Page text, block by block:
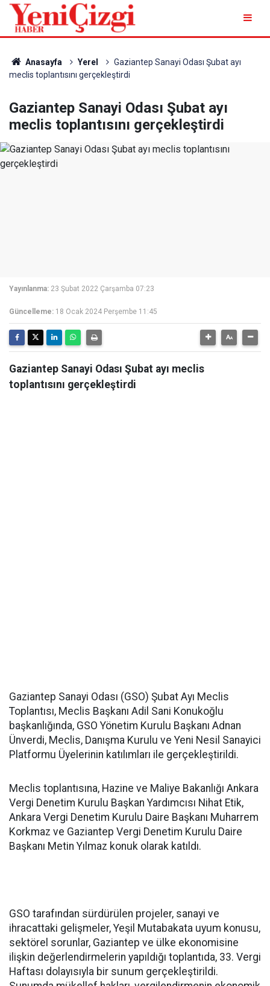
Anasayfa Yerel
Gaziantep Sanayi Odası Şubat ayı
meclis toplantısını gerçekleştirdi
Gaziantep Sanayi Odası Şubat ayı
meclis toplantısını gerçekleştirdi
Yayınlanma: 23 Şubat 2022 Çarşamba 07:23
Güncelleme: 18 Ocak 2024 Perşembe 11:45
Gaziantep Sanayi Odası Şubat ayı meclis
toplantısını gerçekleştirdi
Gaziantep Sanayi Odası (GSO) Şubat Ayı Meclis
Toplantısı, Meclis Başkanı Adil Sani Konukoğlu
başkanlığında, GSO Yönetim Kurulu Başkanı Adnan
Ünverdi, Meclis, Danışma Kurulu ve Yeni Nesil Sanayici
Platformu Üyelerinin katılımları ile gerçekleştirildi.
Meclis toplantısına, Hazine ve Maliye Bakanlığı Ankara
Vergi Denetim Kurulu Başkan Yardımcısı Nihat Etik,
Ankara Vergi Denetim Kurulu Daire Başkanı Muharrem
Korkmaz ve Gaziantep Vergi Denetim Kurulu Daire
Başkanı Metin Yılmaz konuk olarak katıldı.
GSO tarafından sürdürülen projeler, sanayi ve
ihracattaki gelişmeler, Yeşil Mutabakata uyum konusu,
sektörel sorunlar, Gaziantep ve ülke ekonomisine
ilişkin değerlendirmelerin yapıldığı toplantıda, 33. Vergi
Haftası dolayısıyla bir sunum gerçekleştirildi.